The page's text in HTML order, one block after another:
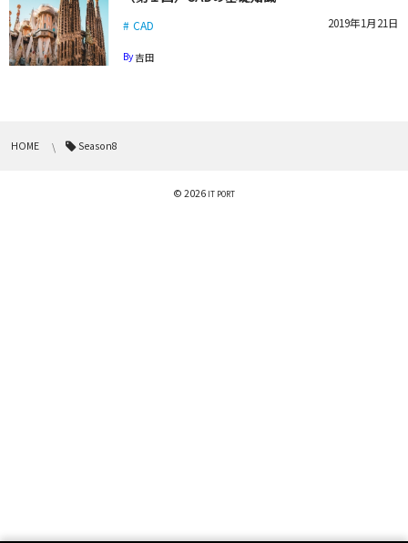
CAD 2019年1月21日
By吉田
HOME Season8
© 2026 IT PORT